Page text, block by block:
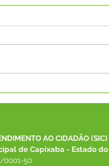
AO CIDADÃO (SIC)
de Capixaba - Estado
0001-50